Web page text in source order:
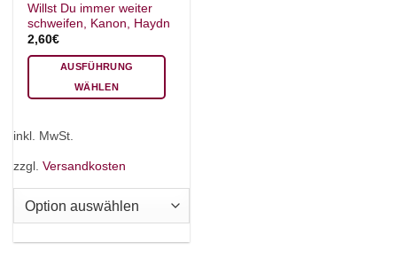
Willst Du immer weiter
schweifen, Kanon, Haydn
2,60€
AUSFÜHRUNG
WÄHLEN
mehrere
auf.
inkl. MwSt.
zzgl. Versandkosten